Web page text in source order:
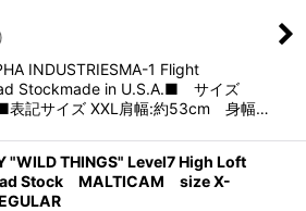
)
INDUSTRIESMA-1 Flight
Stockmade in U.S.A.■ サイズ
サイズ XXL肩幅:約53cm 身幅…
"WILD THINGS" Level7 High Loft
Stock MALTICAM size X-